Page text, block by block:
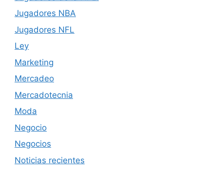
Jugadores NBA
Jugadores NFL
Ley
Marketing
Mercadeo
Mercadotecnia
Moda
Negocio
Negocios
Noticias recientes